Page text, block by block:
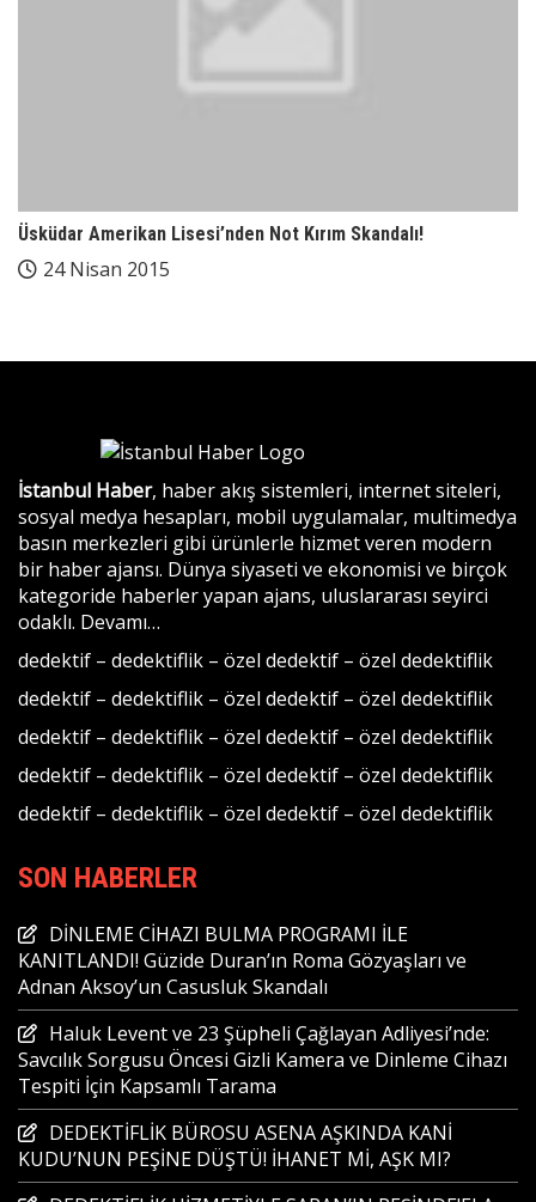
Üsküdar Amerikan Lisesi’nden Not Kırım Skandalı!
24 Nisan 2015
İstanbul Haber, haber akış sistemleri, internet siteleri,
sosyal medya hesapları, mobil uygulamalar, multimedya
basın merkezleri gibi ürünlerle hizmet veren modern
bir haber ajansı. Dünya siyaseti ve ekonomisi ve birçok
kategoride haberler yapan ajans, uluslararası seyirci
odaklı. Devamı…
dedektif – dedektiflik – özel dedektif – özel dedektiflik
dedektif – dedektiflik – özel dedektif – özel dedektiflik
dedektif – dedektiflik – özel dedektif – özel dedektiflik
dedektif – dedektiflik – özel dedektif – özel dedektiflik
dedektif – dedektiflik – özel dedektif – özel dedektiflik
SON HABERLER
DİNLEME CİHAZI BULMA PROGRAMI İLE
KANITLANDI! Güzide Duran’ın Roma Gözyaşları ve
Adnan Aksoy’un Casusluk Skandalı
Haluk Levent ve 23 Şüpheli Çağlayan Adliyesi’nde:
Savcılık Sorgusu Öncesi Gizli Kamera ve Dinleme Cihazı
Tespiti İçin Kapsamlı Tarama
DEDEKTİFLİK BÜROSU ASENA AŞKINDA KANİ
KUDU’NUN PEŞİNE DÜŞTÜ! İHANET Mİ, AŞK MI?